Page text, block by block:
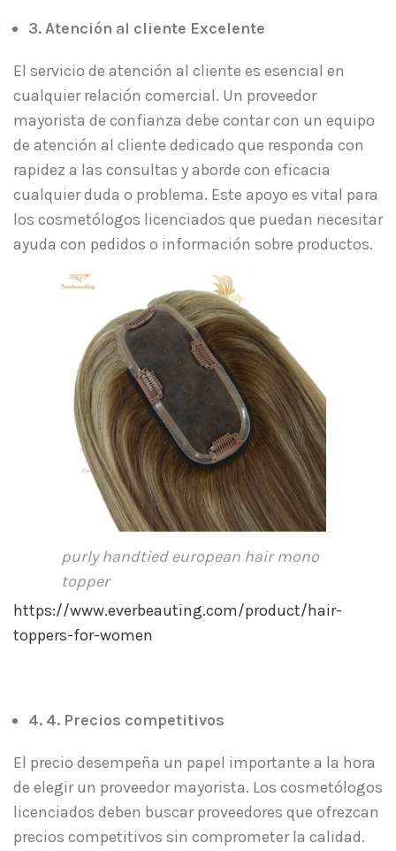
3. Atención al cliente Excelente
El servicio de atención al cliente es esencial en
cualquier relación comercial. Un proveedor
mayorista de confianza debe contar con un equipo
de atención al cliente dedicado que responda con
rapidez a las consultas y aborde con eficacia
cualquier duda o problema. Este apoyo es vital para
los cosmetólogos licenciados que puedan necesitar
ayuda con pedidos o información sobre productos.
purly handtied european hair mono
topper
https://www.everbeauting.com/product/hair-
toppers-for-women
4. 4. Precios competitivos
El precio desempeña un papel importante a la hora
de elegir un proveedor mayorista. Los cosmetólogos
licenciados deben buscar proveedores que ofrezcan
precios competitivos sin comprometer la calidad.